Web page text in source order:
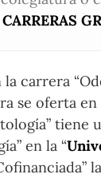
carrera
se oferta
tiene
en la “